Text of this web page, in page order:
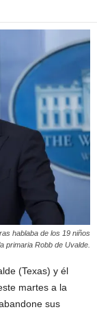
hablaba de los 19 niños
primaria Robb de Uvalde.
(Texas) y él
martes a la
sus